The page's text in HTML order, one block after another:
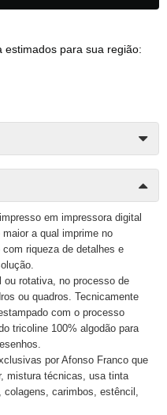
para sua região:
em impressora digital
a qual imprime no
riqueza de detalhes e
ou rotativa, no processo de
ou quadros. Tecnicamente
com o processo
tricoline 100% algodão para
por Afonso Franco que
mistura técnicas, usa tinta
carimbos, estêncil,